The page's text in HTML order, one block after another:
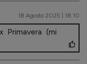
18 Agosto 2025 | 18.10
(mi